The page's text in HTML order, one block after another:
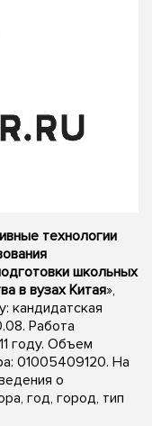
технологии
школьных
в вузах Китая»,
кандидатская
Работа
году. Объем
01005409120. На
о
год, город, тип